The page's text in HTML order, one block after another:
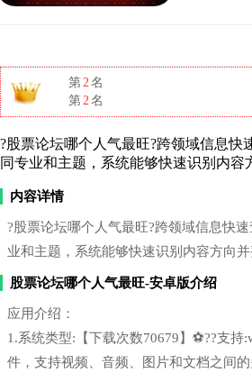
第2名
第2名
?股票论坛哪个人气最旺?跨领域信息快
同专业和主题，系统能够快速识别内
内容详情
?股票论坛哪个人气最旺?跨领域信息快
业和主题，系统能够快速识别内容方向
股票论坛哪个人气最旺-安卓版介绍
应用介绍：
1.系统类型:【下载次数70679】⚽??支
件，支持视频、音频、图片和文档之间